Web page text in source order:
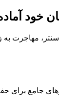
خود
مهاجرت به
جامع